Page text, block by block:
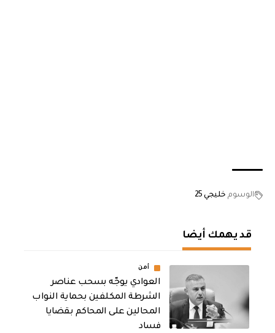
الوسوم خليجي 25
قد يهمك أيضا
أمن
العوادي يوجّه بسحب عناصر
الشرطة المكلفين بحماية النواب
المحالين على المحاكم بقضايا
فساد